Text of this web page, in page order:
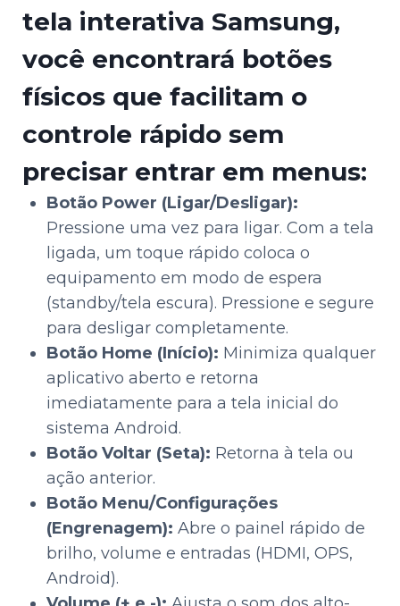
tela interativa Samsung,
você encontrará botões
físicos que facilitam o
controle rápido sem
precisar entrar em menus:
Botão Power (Ligar/Desligar):
Pressione uma vez para ligar. Com a tela
ligada, um toque rápido coloca o
equipamento em modo de espera
(standby/tela escura). Pressione e segure
para desligar completamente.
Botão Home (Início): Minimiza qualquer
aplicativo aberto e retorna
imediatamente para a tela inicial do
sistema Android.
Botão Voltar (Seta): Retorna à tela ou
ação anterior.
Botão Menu/Configurações
(Engrenagem): Abre o painel rápido de
brilho, volume e entradas (HDMI, OPS,
Android).